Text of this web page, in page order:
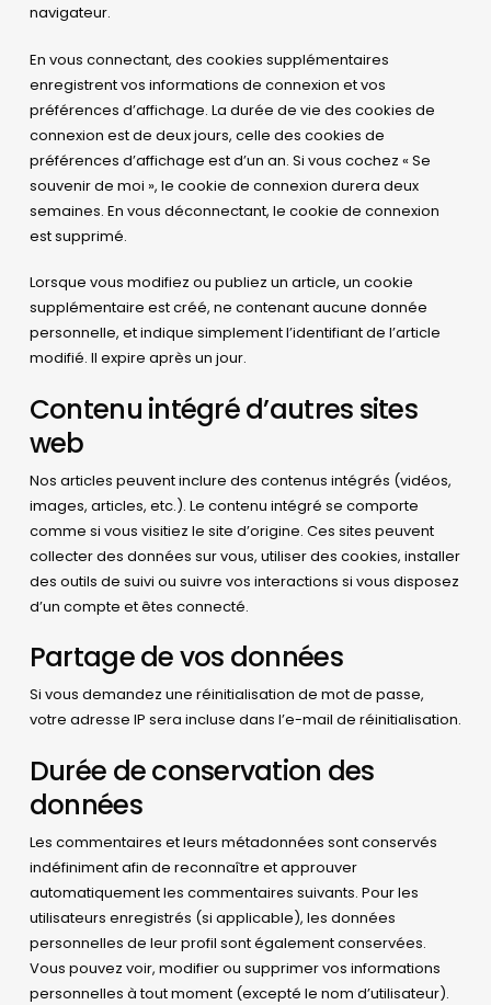
navigateur.
En vous connectant, des cookies supplémentaires
enregistrent vos informations de connexion et vos
préférences d’affichage. La durée de vie des cookies de
connexion est de deux jours, celle des cookies de
préférences d’affichage est d’un an. Si vous cochez « Se
souvenir de moi », le cookie de connexion durera deux
semaines. En vous déconnectant, le cookie de connexion
est supprimé.
Lorsque vous modifiez ou publiez un article, un cookie
supplémentaire est créé, ne contenant aucune donnée
personnelle, et indique simplement l’identifiant de l’article
modifié. Il expire après un jour.
Contenu intégré d’autres sites
web
Nos articles peuvent inclure des contenus intégrés (vidéos,
images, articles, etc.). Le contenu intégré se comporte
comme si vous visitiez le site d’origine. Ces sites peuvent
collecter des données sur vous, utiliser des cookies, installer
des outils de suivi ou suivre vos interactions si vous disposez
d’un compte et êtes connecté.
Partage de vos données
Si vous demandez une réinitialisation de mot de passe,
votre adresse IP sera incluse dans l’e-mail de réinitialisation.
Durée de conservation des
données
Les commentaires et leurs métadonnées sont conservés
indéfiniment afin de reconnaître et approuver
automatiquement les commentaires suivants. Pour les
utilisateurs enregistrés (si applicable), les données
personnelles de leur profil sont également conservées.
Vous pouvez voir, modifier ou supprimer vos informations
personnelles à tout moment (excepté le nom d’utilisateur).